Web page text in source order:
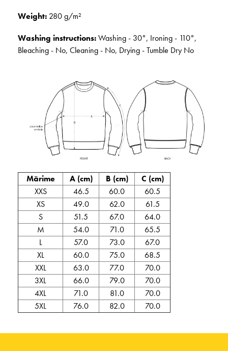
Weight: 280 g/m²
Washing instructions:Washing - 30°, Ironing - 110°,
Bleaching - No, Cleaning - No, Drying - Tumble Dry No
Mărime A (cm) B (cm)
C (cm)
XXS
46.5 60.0
60.5
XS
49.0 62.0
61.5
S
51.5 67.0
64.0
M
54.0 71.0
65.5
L
57.0 73.0
67.0
XL
60.0 75.0
68.5
XXL
63.0 77.0
70.0
3XL
66.0 79.0
70.0
4XL
71.0 81.0
70.0
5XL
76.0 82.0 70.0